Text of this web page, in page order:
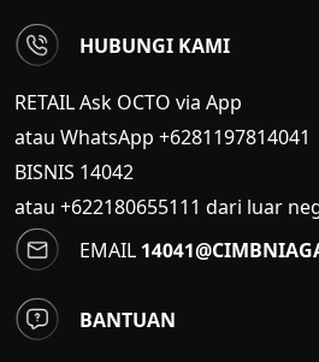
HUBUNGI KAMI
RETAIL Ask OCTO via App
atau WhatsApp +6281197814041
BISNIS 14042
atau +622180655111 dari luar
EMAIL
BANTUAN